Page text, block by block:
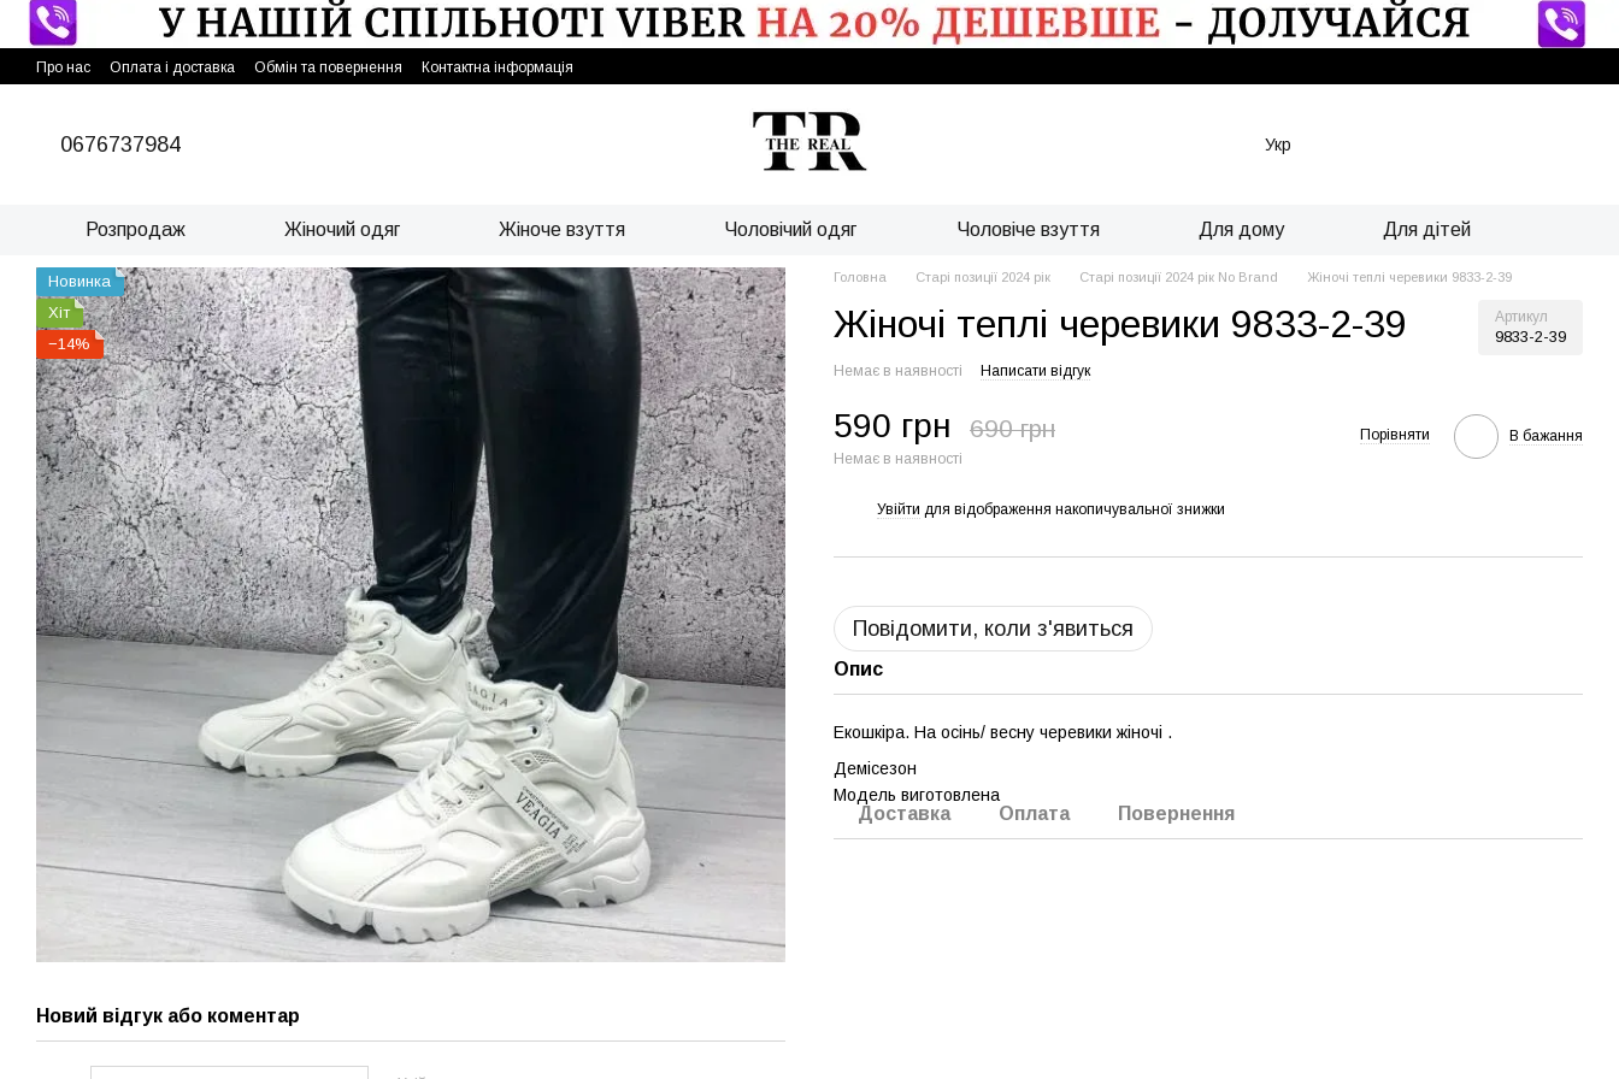
Перейти до основного контенту
Про нас Оплата і доставка Обмін та повернення Контактна інформація
0676737984 Укр
Розпродаж Жіночий одяг Жіноче взуття Чоловічий одяг Чоловіче взуття Для дому Для дітей
Новинка
Хіт
−14%
Новий відгук або коментар
Головна Старі позиції 2024 рік Старі позиції 2024 рік No Brand Жіночі теплі черевики 9833-2-39
Жіночі теплі черевики 9833-2-39 Артикул
9833-2-39
Немає в наявності Написати відгук
590 грн 690 грн
Немає в наявності
Порівняти В бажання
Увійти для відображення накопичувальної знижки
Повідомити, коли з'явиться
Опис
Екошкіра. На осінь/ весну черевики жіночі .
Демісезон
Модель виготовлена
Доставка Оплата Повернення